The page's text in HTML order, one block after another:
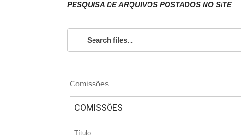
PESQUISA DE ARQUIVOS POSTADOS NO SITE
Comissões
COMISSÕES
Título